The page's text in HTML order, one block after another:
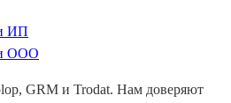
ИП
ООО
GRM и Trodat. Нам доверяют